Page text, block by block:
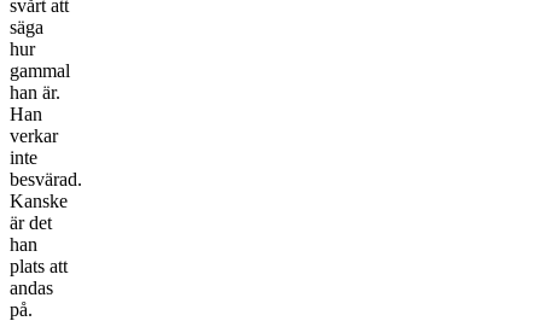
svårt att
säga
hur
gammal
han är.
Han
verkar
inte
besvärad.
Kanske
är det
han
plats att
andas
på.